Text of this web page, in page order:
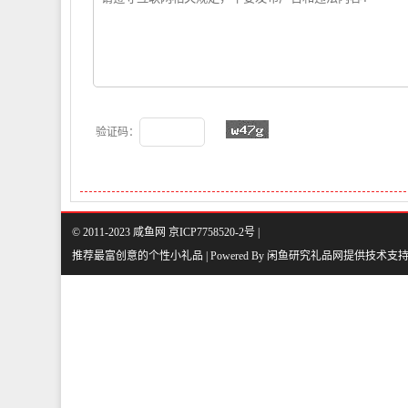
验证码：
© 2011-2023 咸鱼网 京ICP7758520-2号 |
推荐最富创意的个性小礼品 | Powered By 闲鱼研究礼品网提供技术支持